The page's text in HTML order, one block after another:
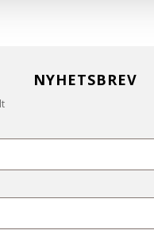
NYHETSBREV